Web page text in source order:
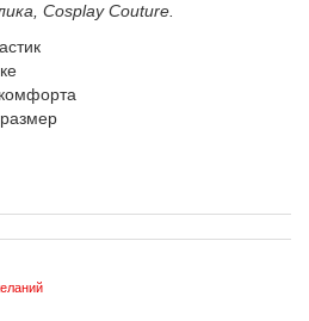
Cosplay Couture.